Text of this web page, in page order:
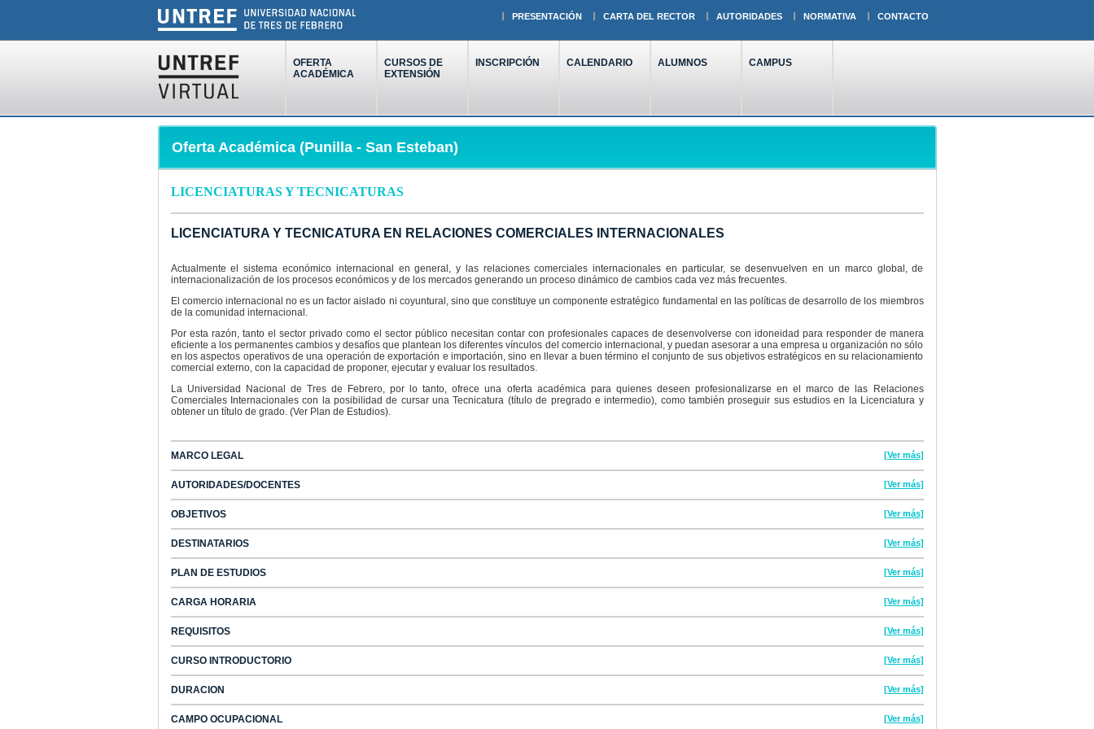
PRESENTACIÓN CARTA DEL RECTOR AUTORIDADES NORMATIVA CONTACTO
OFERTA
ACADÉMICA
CURSOS DE
EXTENSIÓN
INSCRIPCIÓN CALENDARIO ALUMNOS CAMPUS
Oferta Académica (Punilla - San Esteban)
LICENCIATURAS Y TECNICATURAS
LICENCIATURA Y TECNICATURA EN RELACIONES COMERCIALES INTERNACIONALES
Actualmente el sistema económico internacional en general, y las relaciones comerciales internacionales en particular, se desenvuelven en un marco global, de
internacionalización de los procesos económicos y de los mercados generando un proceso dinámico de cambios cada vez más frecuentes.
El comercio internacional no es un factor aislado ni coyuntural, sino que constituye un componente estratégico fundamental en las políticas de desarrollo de los miembros
de la comunidad internacional.
Por esta razón, tanto el sector privado como el sector público necesitan contar con profesionales capaces de desenvolverse con idoneidad para responder de manera
eficiente a los permanentes cambios y desafíos que plantean los diferentes vínculos del comercio internacional, y puedan asesorar a una empresa u organización no sólo
en los aspectos operativos de una operación de exportación e importación, sino en llevar a buen término el conjunto de sus objetivos estratégicos en su relacionamiento
comercial externo, con la capacidad de proponer, ejecutar y evaluar los resultados.
La Universidad Nacional de Tres de Febrero, por lo tanto, ofrece una oferta académica para quienes deseen profesionalizarse en el marco de las Relaciones
Comerciales Internacionales con la posibilidad de cursar una Tecnicatura (título de pregrado e intermedio), como también proseguir sus estudios en la Licenciatura y
obtener un título de grado. (Ver Plan de Estudios).
MARCO LEGAL [Ver más]
AUTORIDADES/DOCENTES [Ver más]
OBJETIVOS [Ver más]
DESTINATARIOS [Ver más]
PLAN DE ESTUDIOS [Ver más]
CARGA HORARIA [Ver más]
REQUISITOS [Ver más]
CURSO INTRODUCTORIO [Ver más]
DURACION [Ver más]
CAMPO OCUPACIONAL [Ver más]